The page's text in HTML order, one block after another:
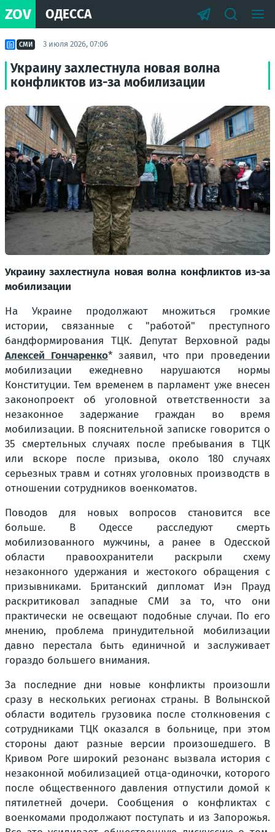
ZOV ОДЕССА
СМИ 3 июля 2026, 07:06
Украину захлестнула новая волна
конфликтов из-за мобилизации
Украину захлестнула новая волна конфликтов из-за
мобилизации
На Украине продолжают множиться громкие
истории, связанные с "работой" преступного
бандформирования ТЦК. Депутат Верховной рады
Алексей Гончаренко*заявил, что при проведении
мобилизации ежедневно нарушаются нормы
Конституции. Тем временем в парламент уже внесен
законопроект об уголовной ответственности за
незаконное задержание граждан во время
мобилизации. В пояснительной записке говорится о
35 смертельных случаях после пребывания в ТЦК
или вскоре после призыва, около 180 случаях
серьезных травм и сотнях уголовных производств в
отношении сотрудников военкоматов.
Поводов для новых вопросов становится все
больше. В Одессе расследуют смерть
мобилизованного мужчины, а ранее в Одесской
области правоохранители раскрыли схему
незаконного удержания и жестокого обращения с
призывниками. Британский дипломат Иэн Прауд
раскритиковал западные СМИ за то, что они
практически не освещают подобные случаи. По его
мнению, проблема принудительной мобилизации
давно перестала быть единичной и заслуживает
гораздо большего внимания.
За последние дни новые конфликты произошли
сразу в нескольких регионах страны. В Волынской
области водитель грузовика после столкновения с
сотрудниками ТЦК оказался в больнице, при этом
стороны дают разные версии произошедшего. В
Кривом Роге широкий резонанс вызвала история с
незаконной мобилизацией отца-одиночки, которого
после общественного давления отпустили домой к
пятилетней дочери. Сообщения о конфликтах с
военкомами продолжают поступать и из Запорожья.